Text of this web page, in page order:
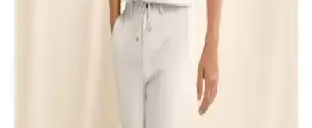
Buratti %100 pamuklu V yaka slim fit erkek tişörtü, şık tasarımı ve
yüksek konforuyla yaz ve ilkbahar aylarında ideal tercih. Dar kesim
ve nefes alabilir kumaşıyla günlük ve spor kombinlere uyum sağlar.
Erkek Korse Atletleri Karşılaştırması: Sıkılaştırıcı
Etki ve Kullanım Özellikleri
İki erkek korse atletinin malzeme, rahatlık ve sıkılaştırıcı etkilerini
karşılaştırıyoruz. Kullanıcı yorumlarıyla ürünlerin günlük kullanım